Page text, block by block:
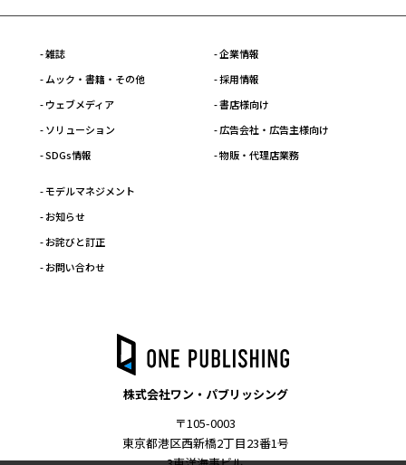
- 雑誌
- ムック・書籍・その他
- ウェブメディア
- ソリューション
- SDGs情報
- 企業情報
- 採用情報
- 書店様向け
- 広告会社・広告主様向け
- 物販・代理店業務
- モデルマネジメント
- お知らせ
- お詫びと訂正
- お問い合わせ
株式会社ワン・パブリッシング
〒105-0003
東京都港区西新橋2丁目23番1号